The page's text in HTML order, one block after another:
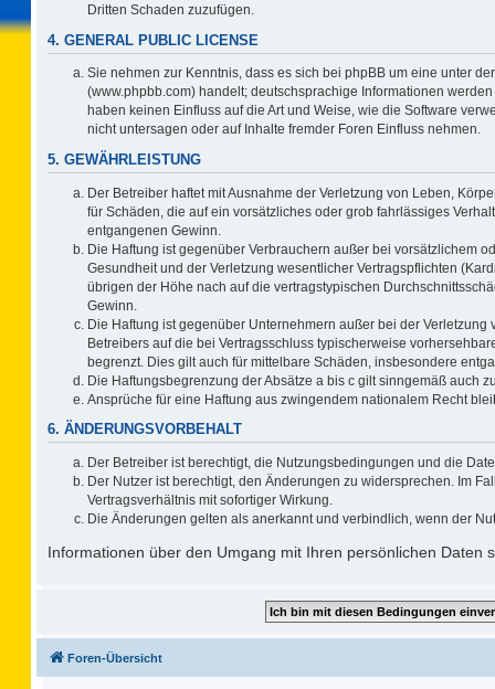
Dritten Schaden zuzufügen.
4. GENERAL PUBLIC LICENSE
Sie nehmen zur Kenntnis, dass es sich bei phpBB um eine unter der
(www.phpbb.com) handelt; deutschsprachige Informationen
haben keinen Einfluss auf die Art und Weise, wie die Software
nicht untersagen oder auf Inhalte fremder Foren Einfluss nehmen.
5. GEWÄHRLEISTUNG
Der Betreiber haftet mit Ausnahme der Verletzung von Leben,
für Schäden, die auf ein vorsätzliches oder grob fahrlässiges
entgangenen Gewinn.
Die Haftung ist gegenüber Verbrauchern außer bei vorsätzlichem
Gesundheit und der Verletzung wesentlicher Vertragspflichten
übrigen der Höhe nach auf die vertragstypischen
Gewinn.
Die Haftung ist gegenüber Unternehmern außer bei der
Betreibers auf die bei Vertragsschluss typischerweise
begrenzt. Dies gilt auch für mittelbare Schäden, insbesondere
Die Haftungsbegrenzung der Absätze a bis c gilt sinngemäß auch
Ansprüche für eine Haftung aus zwingendem nationalem Recht
6. ÄNDERUNGSVORBEHALT
Der Betreiber ist berechtigt, die Nutzungsbedingungen und die
Der Nutzer ist berechtigt, den Änderungen zu widersprechen. Im
Vertragsverhältnis mit sofortiger Wirkung.
Die Änderungen gelten als anerkannt und verbindlich, wenn der
Informationen über den Umgang mit Ihren persönlichen Daten
Foren-Übersicht